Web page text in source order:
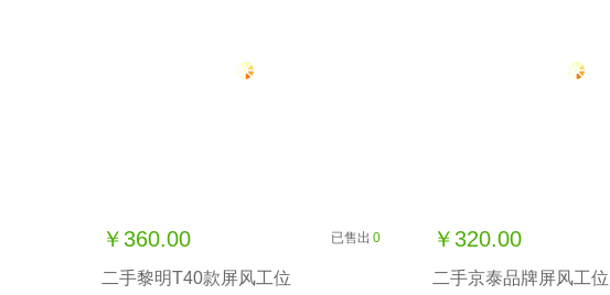
￥360.00 已售出 0
二手黎明T40款屏风工位
￥320.00
二手京泰品牌屏风工位